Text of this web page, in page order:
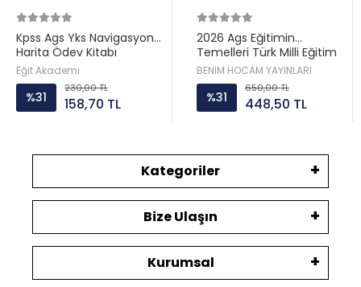
Kpss Ags Yks Navigasyon
Harita Ödev Kitabı
Mehmet Eğit
Eğit Akademi
%31
230,00 TL
158,70 TL
2026 Ags Eğitimin
Temelleri Türk Milli Eğitim
Sistemi Konu Anlatımı
Benim Hocam
BENİM HOCAM YAYINLARI
%31
650,00 TL
448,50 TL
Kategoriler
Bize Ulaşın
Kurumsal